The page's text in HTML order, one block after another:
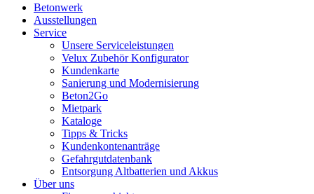
Betonwerk
Ausstellungen
Service
Unsere Serviceleistungen
Velux Zubehör Konfigurator
Kundenkarte
Sanierung und Modernisierung
Beton2Go
Mietpark
Kataloge
Tipps & Tricks
Kundenkontenanträge
Gefahrgutdatenbank
Entsorgung Altbatterien und Akkus
Über uns